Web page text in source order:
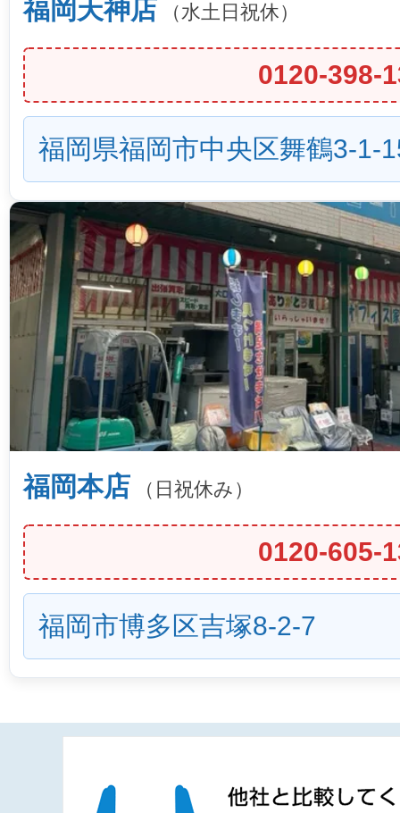
福岡天神店 （水土日祝休）
0120-398-
福岡県福岡市中央区舞鶴3-1-
福岡本店 （日祝休み）
0120-605-
福岡市博多区吉塚8-2-7